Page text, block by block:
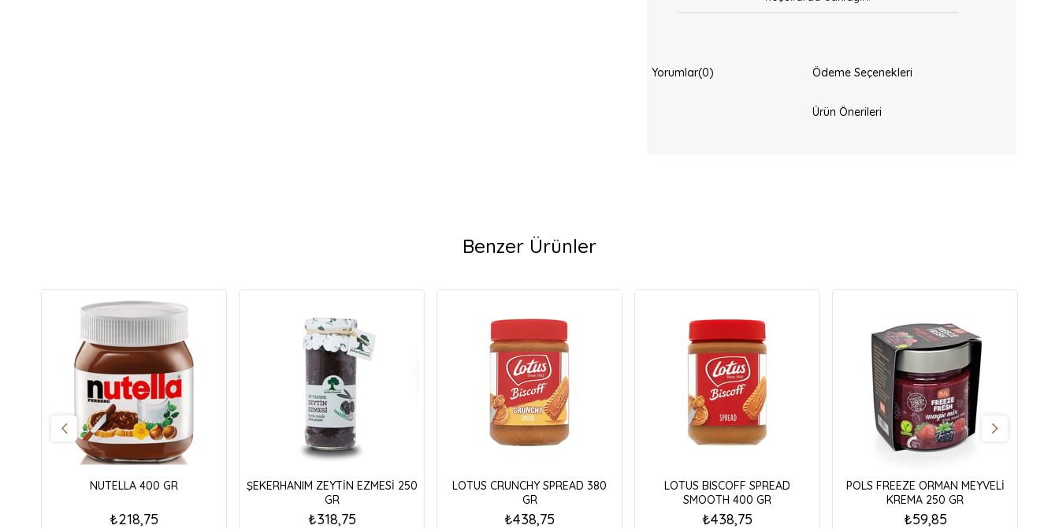
Yorumlar(0) Ödeme Seçenekleri
Ürün Önerileri
Benzer Ürünler
NUTELLA 400 GR
₺218,75
ŞEKERHANIM ZEYTİN EZMESİ 250
GR
₺318,75
LOTUS CRUNCHY SPREAD 380
GR
₺438,75
LOTUS BISCOFF SPREAD
SMOOTH 400 GR
₺438,75
POLS FREEZE ORMAN MEYVELİ
KREMA 250 GR
₺59,85